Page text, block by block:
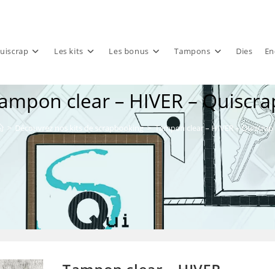
Les kits Les bonus Tampons Dies
clear – HIVER –
> Découvrez nos kits de scrapbooking > Tampon clear – HIVER – Quiscrap